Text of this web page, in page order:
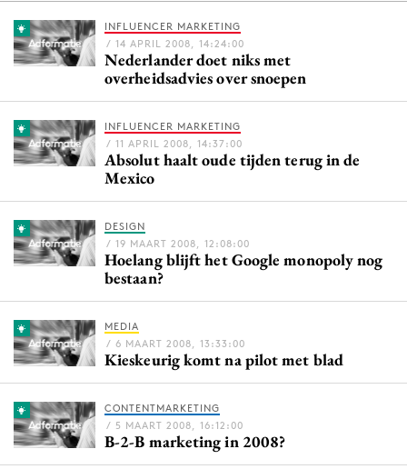
Menu
9 sept: GenAI-training
12 nov: MarketingLive!
Events
Opleidingen
Vacatures
Academy
Partners
Topics
Artificial Intelligence
Bureaus
Campagnes
INFLUENCER MARKETING
/ 14 APRIL 2008, 14:24:00
Nederlander doet niks met
overheidsadvies over snoepen
INFLUENCER MARKETING
/ 11 APRIL 2008, 14:37:00
Absolut haalt oude tijden terug in de
Mexico
DESIGN
/ 19 MAART 2008, 12:08:00
Hoelang blijft het Google monopoly nog
bestaan?
MEDIA
/ 6 MAART 2008, 13:33:00
Kieskeurig komt na pilot met blad
CONTENTMARKETING
/ 5 MAART 2008, 16:12:00
B-2-B marketing in 2008?